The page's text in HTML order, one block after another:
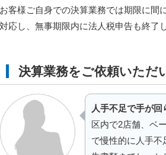
お客様ご自身での決算業務では期限に間
対応し、無事期限内に法人税申告も終了
決算業務をご依頼いただ
人手不足で手が回
区内で2店舗、ベ
で慢性的に人手不